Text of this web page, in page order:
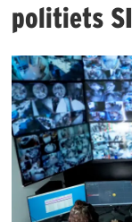
politiets